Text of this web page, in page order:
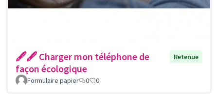
🖋🖋 Charger mon téléphone de
façon écologique
Retenue
Formulaire papier 0 0